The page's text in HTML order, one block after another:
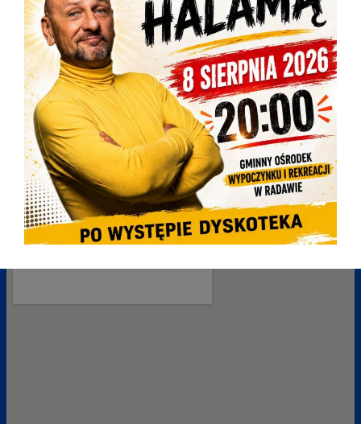
2026-08-05
URZĄD CZYNNY DO 14:30
2026-08-04
PROGNOZA N.Z.M.
2026-08-04